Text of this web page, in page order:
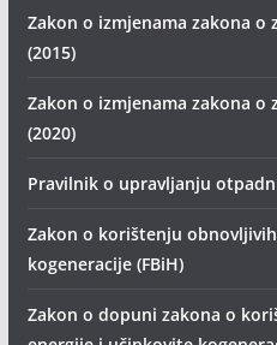
Zakon o izmjenama zakona o
(2015)
Zakon o izmjenama zakona o
(2020)
Pravilnik o upravljanju
Zakon o korištenju
kogeneracije (FBiH)
Zakon o dopuni zakona o